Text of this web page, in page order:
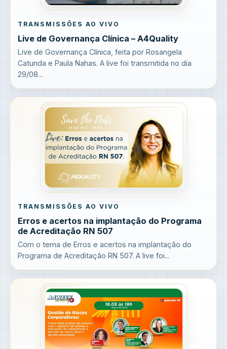
TRANSMISSÕES AO VIVO
Live de Governança Clínica – A4Quality
Live de Governança Clínica, feita por Rosangela
Catunda e Paula Nahas. A live foi transmitida no dia
29/08...
TRANSMISSÕES AO VIVO
Erros e acertos na implantação do Programa
de Acreditação RN 507
Com o tema de Erros e acertos na implantação do
Programa de Acreditação RN 507. A live foi...